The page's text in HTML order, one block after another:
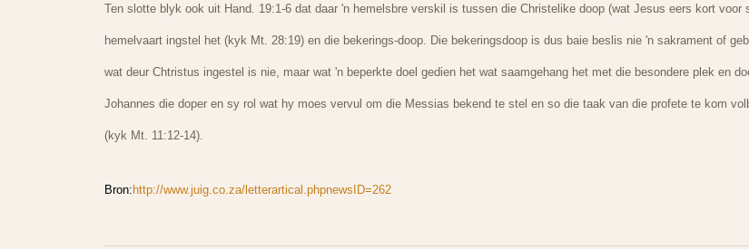
Ten slotte blyk ook uit Hand. 19:1-6 dat daar 'n hemelsbre verskil is tussen die Christelike doop (wat Jesus eers kort voor
hemelvaart ingstel het (kyk Mt. 28:19) en die bekerings-doop. Die bekeringsdoop is dus baie beslis nie 'n sakrament of
wat deur Chtristus ingestel is nie, maar wat 'n beperkte doel gedien het wat saamgehang het met die besondere plek en
Johannes die doper en sy rol wat hy moes vervul om die Messias bekend te stel en so die taak van die profete te kom
(kyk Mt. 11:12-14).
Bron:http://www.juig.co.za/letterartical.phpnewsID=262